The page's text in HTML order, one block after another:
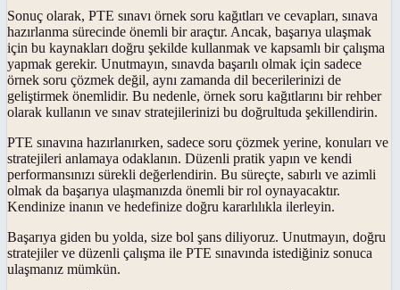
Sonuç olarak, PTE sınavı örnek soru kağıtları ve cevapları, sınava
hazırlanma sürecinde önemli bir araçtır. Ancak, başarıya ulaşmak
için bu kaynakları doğru şekilde kullanmak ve kapsamlı bir çalışma
yapmak gerekir. Unutmayın, sınavda başarılı olmak için sadece
örnek soru çözmek değil, aynı zamanda dil becerilerinizi de
geliştirmek önemlidir. Bu nedenle, örnek soru kağıtlarını bir rehber
olarak kullanın ve sınav stratejilerinizi bu doğrultuda şekillendirin.
PTE sınavına hazırlanırken, sadece soru çözmek yerine, konuları ve
stratejileri anlamaya odaklanın. Düzenli pratik yapın ve kendi
performansınızı sürekli değerlendirin. Bu süreçte, sabırlı ve azimli
olmak da başarıya ulaşmanızda önemli bir rol oynayacaktır.
Kendinize inanın ve hedefinize doğru kararlılıkla ilerleyin.
Başarıya giden bu yolda, size bol şans diliyoruz. Unutmayın, doğru
stratejiler ve düzenli çalışma ile PTE sınavında istediğiniz sonuca
ulaşmanız mümkün.